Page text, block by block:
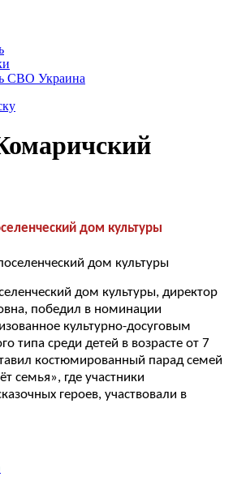
СВО Украина
дом культуры
дом культуры, директор
победил в номинации
культурно-досуговым
типа среди детей в возрасте от 7
костюмированный парад семей
семья», где участники
героев, участвовали в